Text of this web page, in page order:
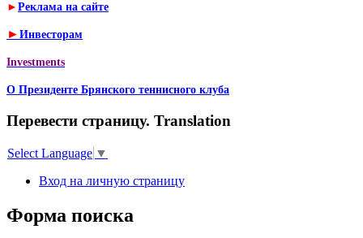
► Реклама на сайте
► Инвесторам
Investments
О Президенте Брянского теннисного клуба
Перевести страницу. Translation
Select Language ▼
Вход на личную страницу
Форма поиска